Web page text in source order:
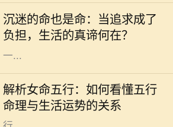
沉迷的命也是命：当追求成了
负担，生活的真谛何在？
了追求自己的兴趣与爱好，甚至是事
业，不惜陷入沉迷的状态。沉迷看似
是对某件事的热爱，但当热爱演变为
一...
解析女命五行：如何看懂五行
命理与生活运势的关系
在中国传统命理学中，五行是理解命
运的重要工具。五行分别为金、木、
水、火、土，它们相互生克，影响着
每个人的命运。特别是女性命理，五